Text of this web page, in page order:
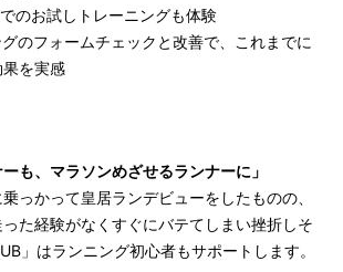
のお試しトレーニングも体験
のフォームチェックと改善で、これまでに
を実感
ーも、マラソンめざせるランナーに」
っかって皇居ランデビューをしたものの、
た経験がなくすぐにバテてしまい挫折しそ
」はランニング初心者もサポートします。